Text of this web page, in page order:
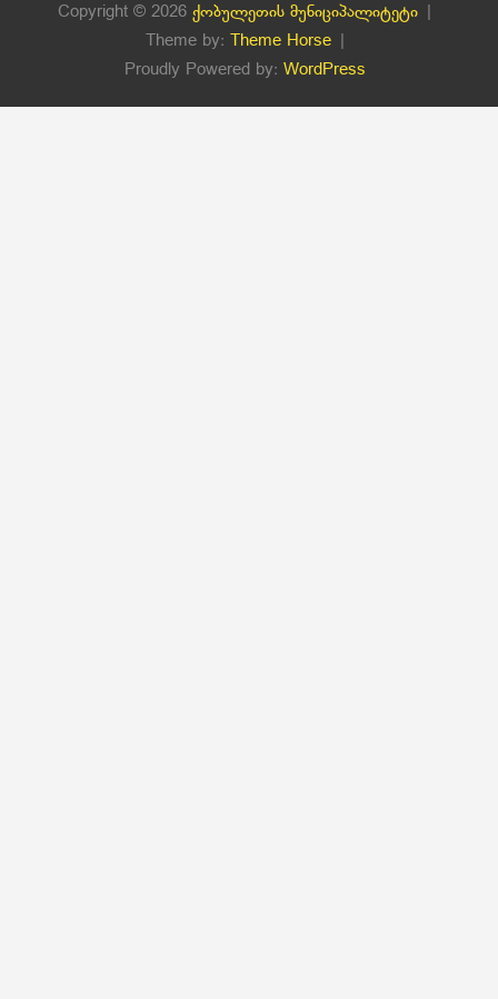
Copyright © 2026 ქობულეთის მუნიციპალიტეტი
Theme by: Theme Horse
Proudly Powered by: WordPress